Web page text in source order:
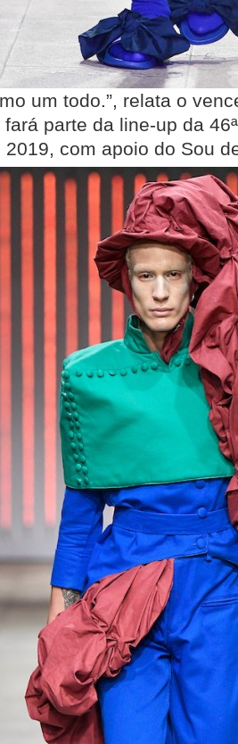
um todo.”, relata o
parte da line-up da
com apoio do Sou